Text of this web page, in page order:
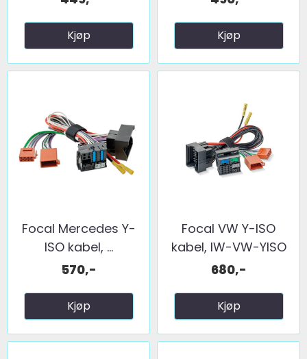
Kjøp Kjøp
Focal Mercedes Y-
ISO kabel, ...
570,-
Kjøp
Focal VW Y-ISO
kabel, IW-VW-YISO
680,-
Kjøp